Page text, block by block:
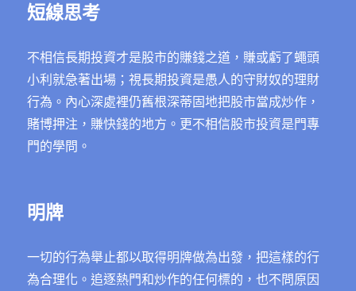
短線思考
不相信長期投資才是股市的賺錢之道，賺或虧了蠅頭
小利就急著出場；視長期投資是愚人的守財奴的理財
行為。內心深處裡仍舊根深蒂固地把股市當成炒作，
賭博押注，賺快錢的地方。更不相信股市投資是門專
門的學問。
明牌
一切的行為舉止都以取得明牌做為出發，把這樣的行
為合理化。追逐熱門和炒作的任何標的，也不問原因